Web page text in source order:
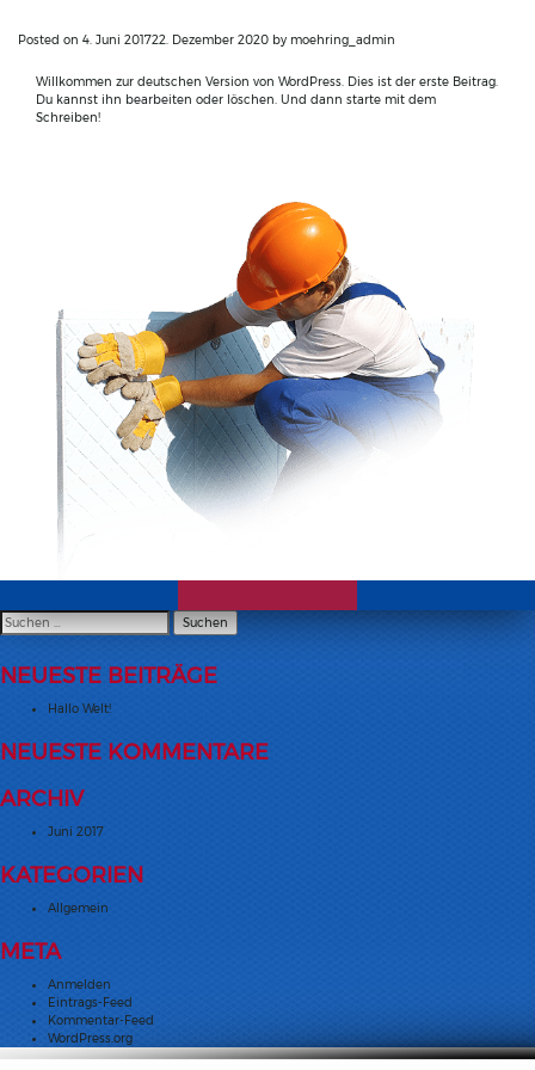
Posted on 4. Juni 201722. Dezember 2020 by moehring_admin
Willkommen zur deutschen Version von WordPress. Dies ist der erste Beitrag.
Du kannst ihn bearbeiten oder löschen. Und dann starte mit dem
Schreiben!
Suchen
nach:
NEUESTE BEITRÄGE
Hallo Welt!
NEUESTE KOMMENTARE
ARCHIV
Juni 2017
KATEGORIEN
Allgemein
META
Anmelden
Eintrags-Feed
Kommentar-Feed
WordPress.org